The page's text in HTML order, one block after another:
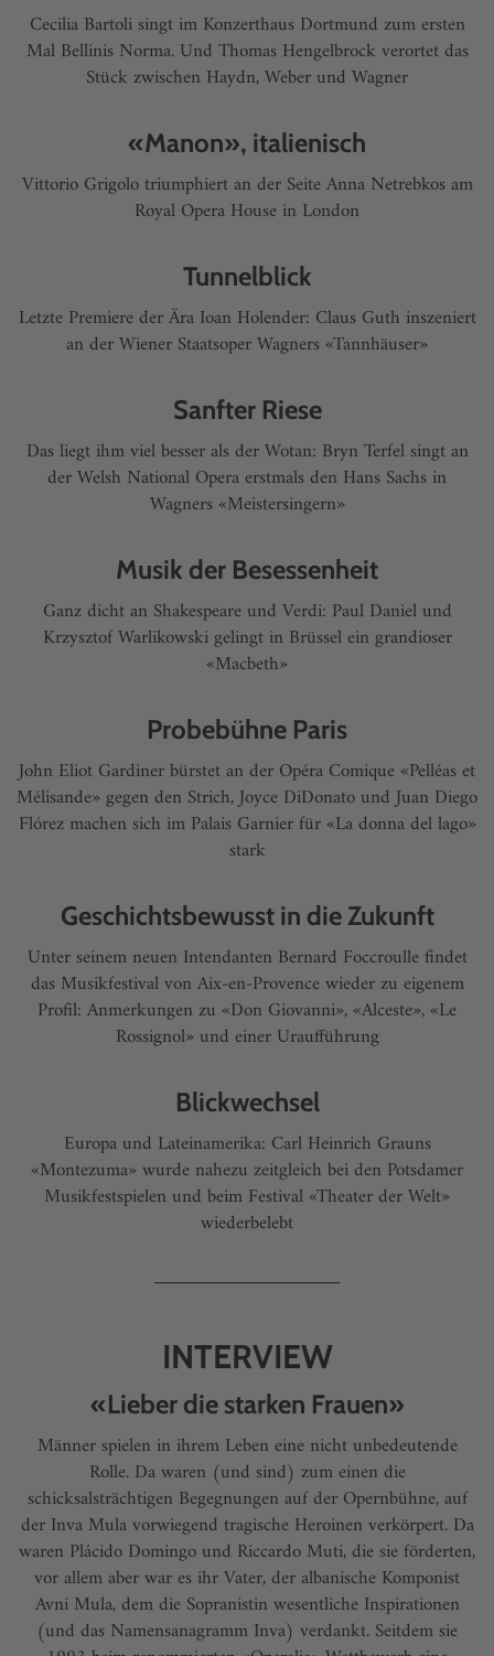
Cecilia Bartoli singt im Konzerthaus Dortmund zum ersten
Mal Bellinis Norma. Und Thomas Hengelbrock verortet das
Stück zwischen Haydn, Weber und Wagner
«Manon», italienisch
Vittorio Grigolo triumphiert an der Seite Anna Netrebkos am
Royal Opera House in London
Tunnelblick
Letzte Premiere der Ära Ioan Holender: Claus Guth inszeniert
an der Wiener Staatsoper Wagners «Tannhäuser»
Sanfter Riese
Das liegt ihm viel besser als der Wotan: Bryn Terfel singt an
der Welsh National Opera erstmals den Hans Sachs in
Wagners «Meistersingern»
Musik der Besessenheit
Ganz dicht an Shakespeare und Verdi: Paul Daniel und
Krzysztof Warlikowski gelingt in ­Brüssel ein grandioser
«Macbeth»
Probebühne Paris
John Eliot Gardiner bürstet an der Opéra Comique «Pelléas et
Mélisande» gegen den Strich, Joyce DiDonato und Juan Diego
Flórez machen sich im Palais Garnier für «La donna del lago»
stark
Geschichtsbewusst in die Zukunft
Unter seinem neuen Intendanten Bernard Foccroulle findet
das Musikfestival von Aix-en-Provence wieder zu eigenem
Profil: Anmerkungen zu «Don Giovanni», «Alceste», «Le
Rossignol» und einer Uraufführung
Blickwechsel
Europa und Lateinamerika: Carl Heinrich Grauns
«Montezuma» wurde nahezu zeitgleich bei den Potsdamer
Musikfestspielen und beim Festival «Theater der Welt»
wiederbelebt
INTERVIEW
«Lieber die starken Frauen»
Männer spielen in ihrem Leben eine nicht unbedeutende
Rolle. Da waren (und sind) zum einen die
schicksalsträchtigen Begegnungen auf der Opernbühne, auf
der Inva Mula vorwiegend tragische Heroinen verkörpert. Da
waren Plácido ­Domingo und Riccardo Muti, die sie förderten,
vor allem aber war es ihr Vater, der albanische Komponist
Avni Mula, dem die Sopranistin wesentliche Inspirationen
(und das Namensanagramm Inva) verdankt. Seitdem sie